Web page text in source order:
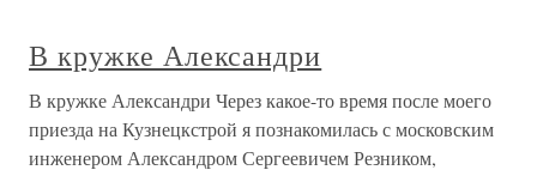
В кружке Александри
В кружке Александри Через какое-то время после моего
приезда на Кузнецкстрой я познакомилась с московским
инженером Александром Сергеевичем Резником,